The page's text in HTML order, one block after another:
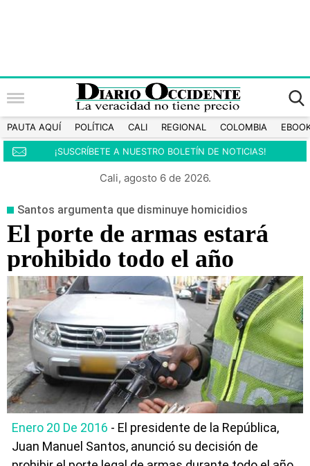
PAUTA AQUÍ POLÍTICA CALI REGIONAL COLOMBIA
¡SUSCRÍBETE A NUESTRO BOLETÍN DE NOTICIAS!
Cali, agosto 6 de 2026.
Santos argumenta que disminuye homicidios
El porte de armas estará
prohibido todo el año
Enero 20 De 2016 - El presidente de la República,
Juan Manuel Santos, anunció su decisión de